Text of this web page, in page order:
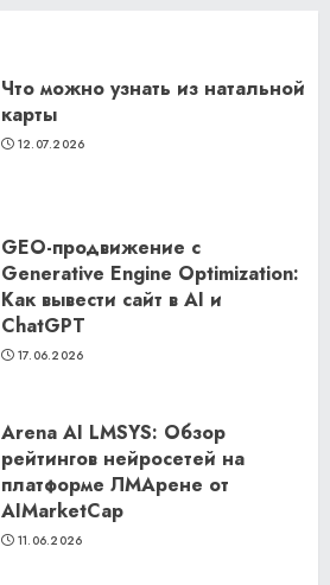
Что можно узнать из натальной
карты
12.07.2026
GEO-продвижение с
Generative Engine Optimization:
Как вывести сайт в AI и
ChatGPT
17.06.2026
Arena AI LMSYS: Обзор
рейтингов нейросетей на
платформе ЛМАрене от
AIMarketCap
11.06.2026